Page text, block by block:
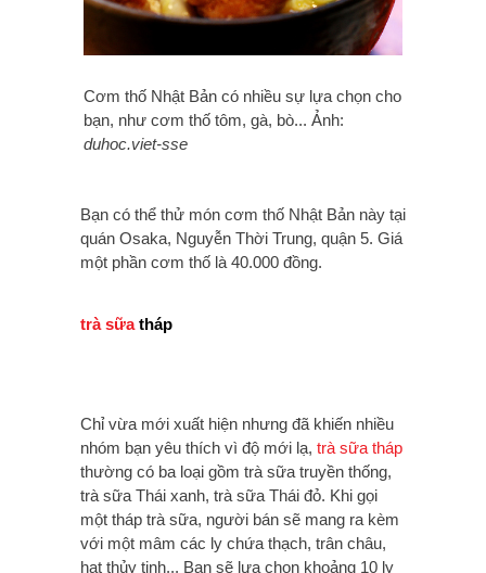
Cơm thố Nhật Bản có nhiều sự lựa chọn cho
bạn, như cơm thố tôm, gà, bò... Ảnh:
duhoc.viet-sse
Bạn có thể thử món cơm thố Nhật Bản này tại
quán Osaka, Nguyễn Thời Trung, quận 5. Giá
một phần cơm thố là 40.000 đồng.
trà sữatháp
Chỉ vừa mới xuất hiện nhưng đã khiến nhiều
nhóm bạn yêu thích vì độ mới lạ, trà sữa tháp
thường có ba loại gồm trà sữa truyền thống,
trà sữa Thái xanh, trà sữa Thái đỏ. Khi gọi
một tháp trà sữa, người bán sẽ mang ra kèm
với một mâm các ly chứa thạch, trân châu,
hạt thủy tinh... Bạn sẽ lựa chọn khoảng 10 ly